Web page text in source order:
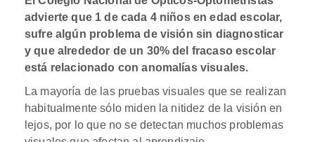
advierte que 1 de cada 4 niños en edad escolar,
sufre algún problema de visión sin diagnosticar
y que alrededor de un 30% del fracaso escolar
está relacionado con anomalías visuales.
La mayoría de las pruebas visuales que se realizan
habitualmente sólo miden la nitidez de la visión en
lejos, por lo que no se detectan muchos problemas